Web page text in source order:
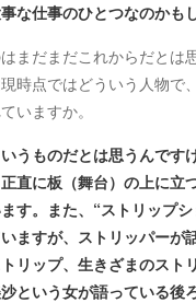
な仕事のひとつなのかも
まだまだこれからだとは
時点ではどういう人物で
いますか。
うものだとは思うんです
直に板（舞台）の上に立
す。また、“ストリップ
ますが、ストリッパーが
リップ、生きざまのスト
という女が語っている後